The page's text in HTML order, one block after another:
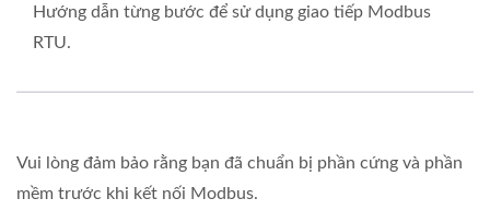
Hướng dẫn từng bước để sử dụng giao tiếp Modbus
RTU.
Vui lòng đảm bảo rằng bạn đã chuẩn bị phần cứng và phần
mềm trước khi kết nối Modbus.